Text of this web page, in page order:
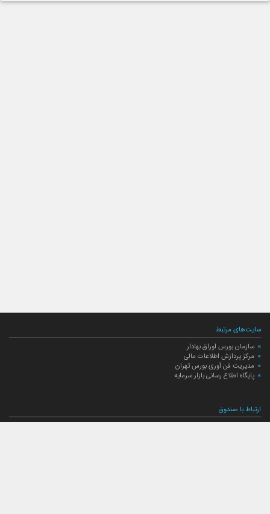
سایت‌های مرتبط
سازمان بورس اوراق بهادار
مرکز پردازش اطلاعات مالی
مدیریت فن آوری بورس تهران
پایگاه اطلاع رسانی بازار سرمایه
ارتباط با صندوق